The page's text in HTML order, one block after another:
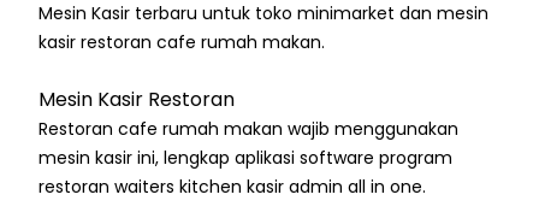
Mesin Kasir terbaru untuk toko minimarket dan mesin
kasir restoran cafe rumah makan.
Mesin Kasir Restoran
Restoran cafe rumah makan wajib menggunakan
mesin kasir ini, lengkap aplikasi software program
restoran waiters kitchen kasir admin all in one.